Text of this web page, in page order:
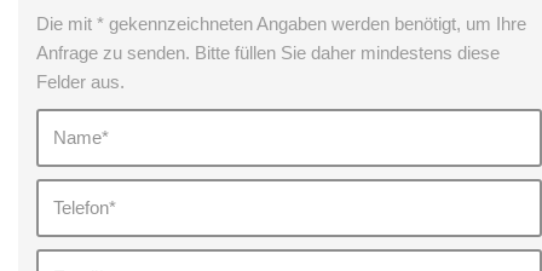
Die mit * gekennzeichneten Angaben werden benötigt, um Ihre
Anfrage zu senden. Bitte füllen Sie daher mindestens diese
Felder aus.